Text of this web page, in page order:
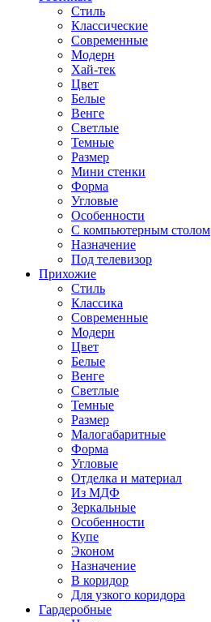
Стиль
Классические
Современные
Модерн
Хай-тек
Цвет
Белые
Венге
Светлые
Темные
Размер
Мини стенки
Форма
Угловые
Особенности
С компьютерным столом
Назначение
Под телевизор
Прихожие
Стиль
Классика
Современные
Модерн
Цвет
Белые
Венге
Светлые
Темные
Размер
Малогабаритные
Форма
Угловые
Отделка и материал
Из МДФ
Зеркальные
Особенности
Купе
Эконом
Назначение
В коридор
Для узкого коридора
Гардеробные